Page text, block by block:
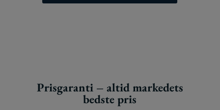
Prisgaranti – altid markedets
bedste pris